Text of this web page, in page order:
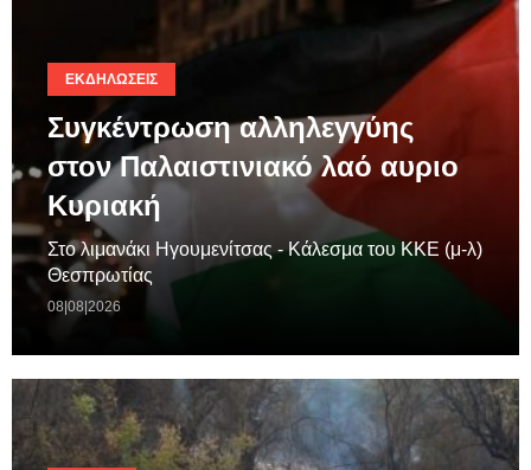
ΕΚΔΗΛΏΣΕΙΣ
Συγκέντρωση αλληλεγγύης
στον Παλαιστινιακό λαό αυριο
Κυριακή
Στο λιμανάκι Ηγουμενίτσας - Κάλεσμα του ΚΚΕ (μ-λ)
Θεσπρωτίας
08|08|2026